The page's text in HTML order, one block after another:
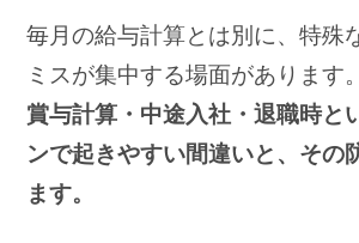
毎月の給与計算とは別に、特殊
ミスが集中する場面があります。
賞与計算・中途入社・退職時と
ンで起きやすい間違いと、その
ます。